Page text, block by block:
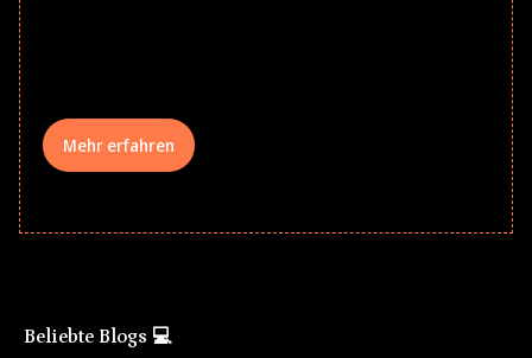
Mehr erfahren
Beliebte Blogs 💻